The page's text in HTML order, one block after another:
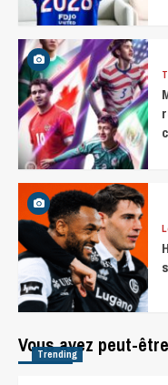
Vous avez peut-
Trending